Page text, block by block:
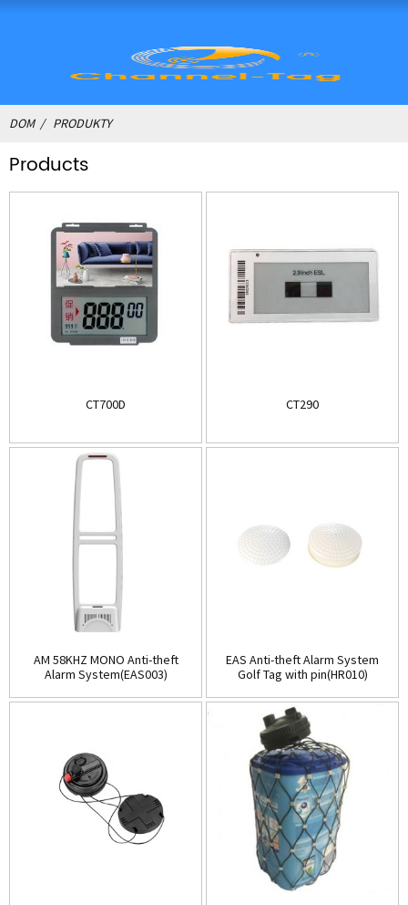
DOM PRODUKTY
Products
CT700D CT290
AM 58KHZ MONO Anti-theft
Alarm System(EAS003)
EAS Anti-theft Alarm System
Golf Tag with pin(HR010)